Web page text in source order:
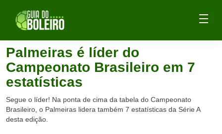
Palmeiras é líder do
Campeonato Brasileiro em 7
estatísticas
Segue o líder! Na ponta de cima da tabela do Campeonato
Brasileiro, o Palmeiras lidera também 7 estatísticas da Série A
desta edição.